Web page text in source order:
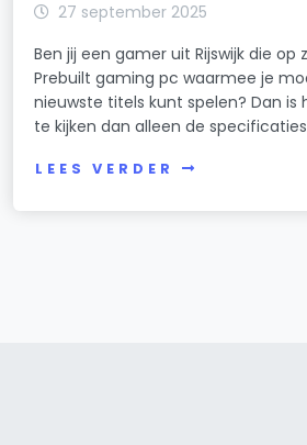
27 september 2025
Ben jij een gamer uit Rijswijk die op
Prebuilt gaming pc waarmee je
nieuwste titels kunt spelen? Dan
te kijken dan alleen de
LEES VERDER